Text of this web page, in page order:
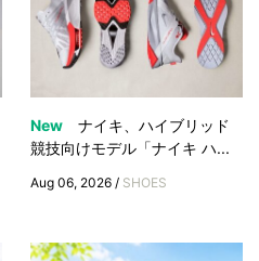
New
ナイキ、ハイブリッド
競技向けモデル「ナイキ ハ...
Aug 06, 2026 / SHOES